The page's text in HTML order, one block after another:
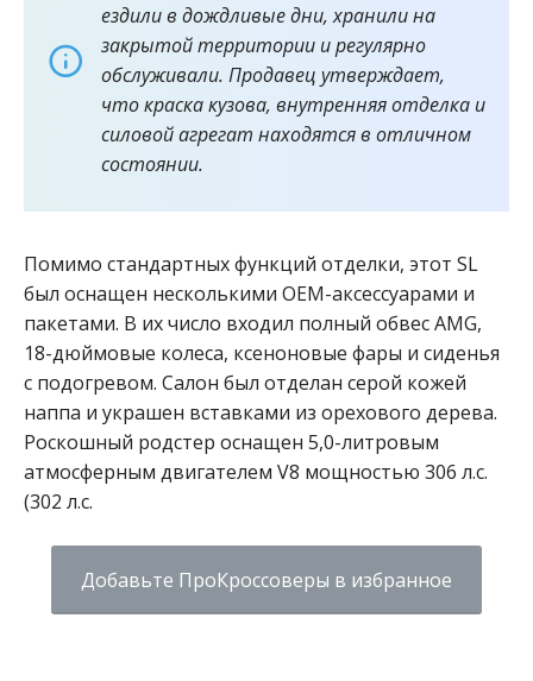
ездили в дождливые дни, хранили на
закрытой территории и регулярно
обслуживали. Продавец утверждает,
что краска кузова, внутренняя отделка и
силовой агрегат находятся в отличном
состоянии.
Помимо стандартных функций отделки, этот SL
был оснащен несколькими OEM-аксессуарами и
пакетами. В их число входил полный обвес AMG,
18-дюймовые колеса, ксеноновые фары и сиденья
с подогревом. Салон был отделан серой кожей
наппа и украшен вставками из орехового дерева.
Роскошный родстер оснащен 5,0-литровым
атмосферным двигателем V8 мощностью 306 л.с.
(302 л.с.
Добавьте ПроКроссоверы в избранное